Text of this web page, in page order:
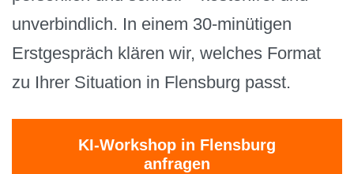
unverbindlich. In einem 30-minütigen
Erstgespräch klären wir, welches Format
zu Ihrer Situation in Flensburg passt.
KI-Workshop in Flensburg
anfragen